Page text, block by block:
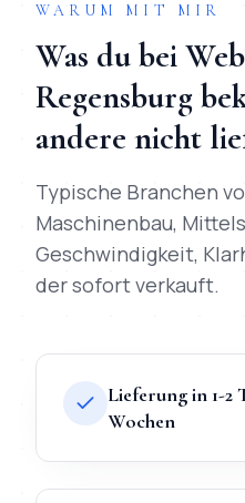
WARUM MIT MIR
Was du bei
Regensburg
andere nicht
Typische Branchen
Maschinenbau,
Geschwindigkeit,
der sofort verkauft.
Lieferung in 1-2
Wochen